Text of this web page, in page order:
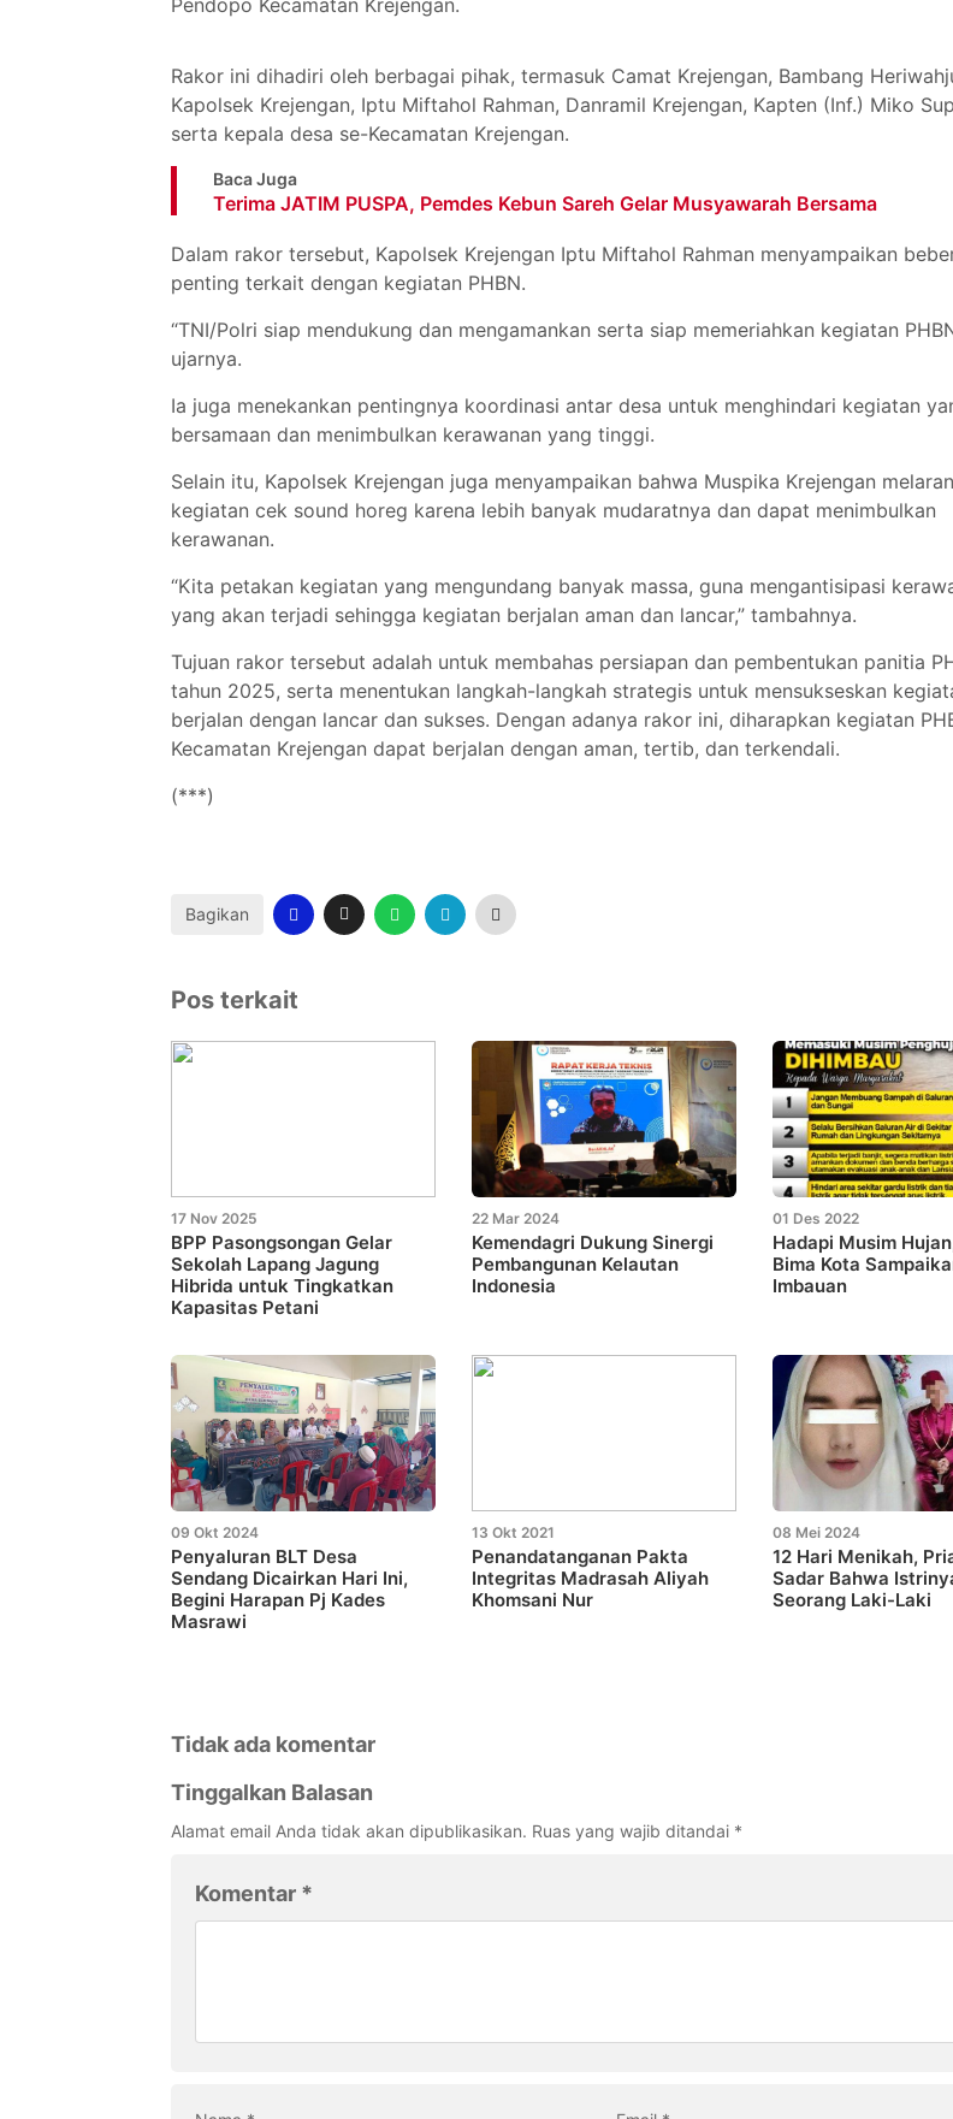
Pendopo Kecamatan Krejengan.
Rakor ini dihadiri oleh berbagai pihak, termasuk Camat Krejengan, Bambang
Kapolsek Krejengan, Iptu Miftahol Rahman, Danramil Krejengan, Kapten (Inf.) Miko
serta kepala desa se-Kecamatan Krejengan.
Baca Juga
Terima JATIM PUSPA, Pemdes Kebun Sareh Gelar Musyawarah Bersama
Dalam rakor tersebut, Kapolsek Krejengan Iptu Miftahol Rahman menyampaikan
penting terkait dengan kegiatan PHBN.
“TNI/Polri siap mendukung dan mengamankan serta siap memeriahkan kegiatan
ujarnya.
Ia juga menekankan pentingnya koordinasi antar desa untuk menghindari kegiatan
bersamaan dan menimbulkan kerawanan yang tinggi.
Selain itu, Kapolsek Krejengan juga menyampaikan bahwa Muspika Krejengan
kegiatan cek sound horeg karena lebih banyak mudaratnya dan dapat menimbulkan
kerawanan.
“Kita petakan kegiatan yang mengundang banyak massa, guna mengantisipasi
yang akan terjadi sehingga kegiatan berjalan aman dan lancar,” tambahnya.
Tujuan rakor tersebut adalah untuk membahas persiapan dan pembentukan panitia
tahun 2025, serta menentukan langkah-langkah strategis untuk mensukseskan
berjalan dengan lancar dan sukses. Dengan adanya rakor ini, diharapkan kegiatan
Kecamatan Krejengan dapat berjalan dengan aman, tertib, dan terkendali.
(***)
Bagikan
Pos terkait
17 Nov 2025
BPP Pasongsongan Gelar
Sekolah Lapang Jagung
Hibrida untuk Tingkatkan
Kapasitas Petani
22 Mar 2024
Kemendagri Dukung Sinergi
Pembangunan Kelautan
Indonesia
01 Des 2022
Hadapi Musim
Bima Kota
Imbauan
09 Okt 2024
Penyaluran BLT Desa
Sendang Dicairkan Hari Ini,
Begini Harapan Pj Kades
Masrawi
13 Okt 2021
Penandatanganan Pakta
Integritas Madrasah Aliyah
Khomsani Nur
08 Mei 2024
12 Hari Menikah,
Sadar Bahwa
Seorang Laki-Laki
Tidak ada komentar
Tinggalkan Balasan
Alamat email Anda tidak akan dipublikasikan. Ruas yang wajib ditandai *
Komentar *